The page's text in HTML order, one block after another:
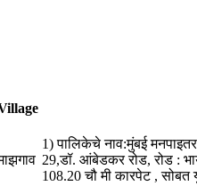
1) पालिकेचे नाव:मुंबई
29,डॉ. आंबेडकर रोड, रोड :
108.20 चौ मी कारपेट , सोबत